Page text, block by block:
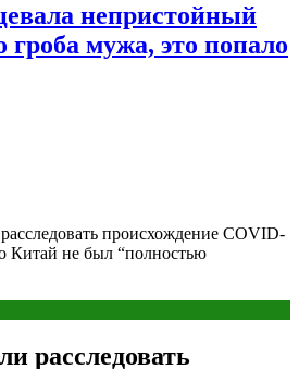
непристойный
гроба мужа, это попало
происхождение COVID-
Китай не был “полностью
расследовать